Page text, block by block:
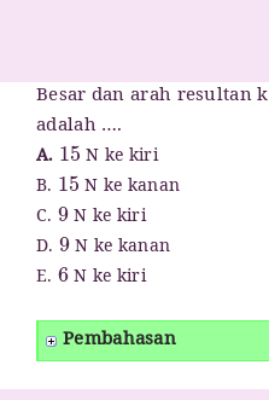
Besar dan arah resultan
adalah ….
A.15N ke kiri
B. 15N ke kanan
C. 9N ke kiri
D. 9N ke kanan
E. 6N ke kiri
Pembahasan